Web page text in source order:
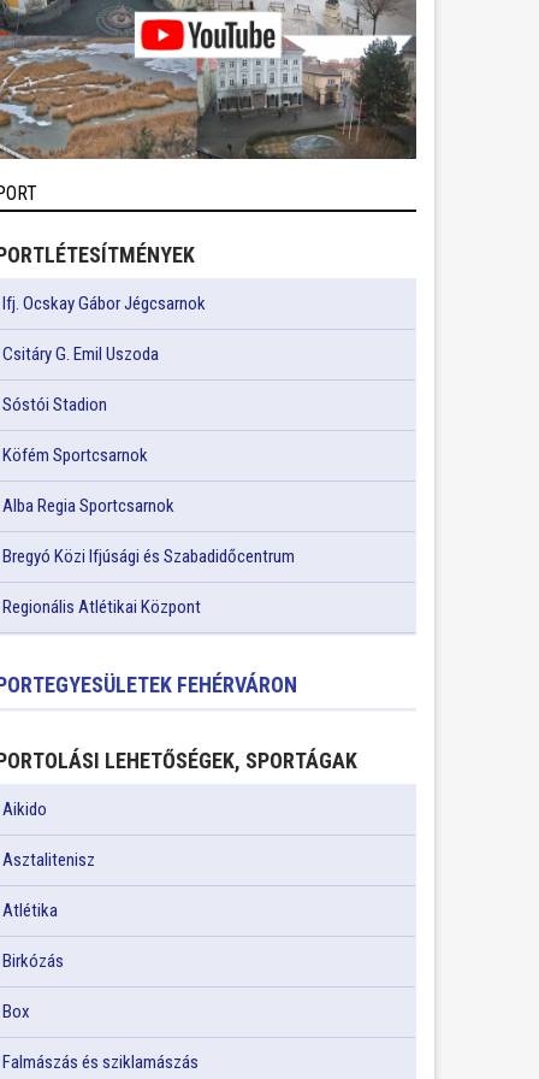
Ifj. Ocskay Gábor Jégcsarnok
Csitáry G. Emil Uszoda
Sóstói Stadion
Köfém Sportcsarnok
Alba Regia Sportcsarnok
Bregyó Közi Ifjúsági és Szabadidőcentrum
Regionális Atlétikai Központ
FEHÉRVÁRON
LEHETŐSÉGEK, SPORTÁGAK
Aikido
Asztalitenisz
Atlétika
Birkózás
Box
Falmászás és sziklamászás